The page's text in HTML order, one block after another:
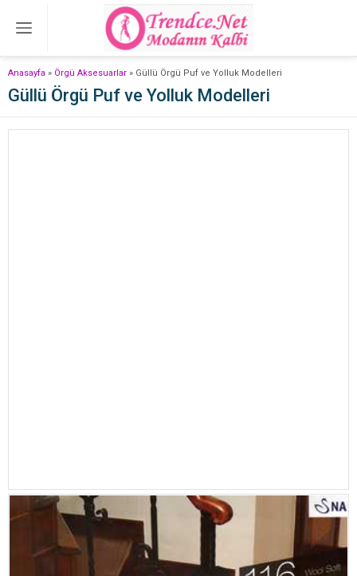
Anasayfa » Örgü Aksesuarlar » Güllü Örgü Puf ve Yolluk Modelleri
Güllü Örgü Puf ve Yolluk Modelleri